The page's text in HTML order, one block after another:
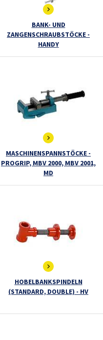
BANK- UND
ZANGENSCHRAUBSTÖCKE -
HANDY
MASCHINENSPANNSTÖCKE -
PROGRIP, MBV 2000, MBV 2001,
MD
HOBELBANKSPINDELN
(STANDARD, DOUBLE) - HV